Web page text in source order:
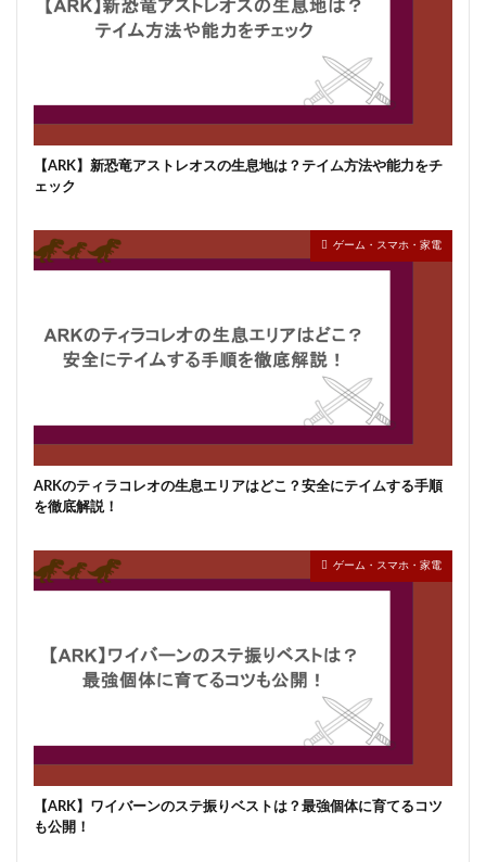
【ARK】新恐竜アストレオスの生息地は？テイム方法や能力をチ
ェック
ゲーム・スマホ・家電
ARKのティラコレオの生息エリアはどこ？安全にテイムする手順
を徹底解説！
ゲーム・スマホ・家電
【ARK】ワイバーンのステ振りベストは？最強個体に育てるコツ
も公開！